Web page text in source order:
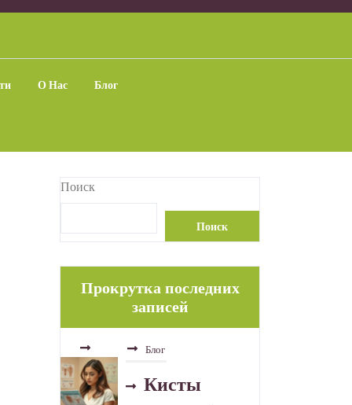
О Нас Блог
Поиск
Поиск
Прокрутка последних
записей
Блог
Кисты
функциональные